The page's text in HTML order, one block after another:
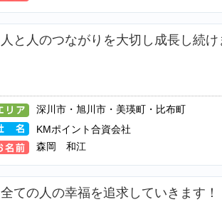
人と人のつながりを大切し成長し続け
深川市・旭川市・美瑛町・比布町
KMポイント合資会社
森岡 和江
全ての人の幸福を追求していきます！